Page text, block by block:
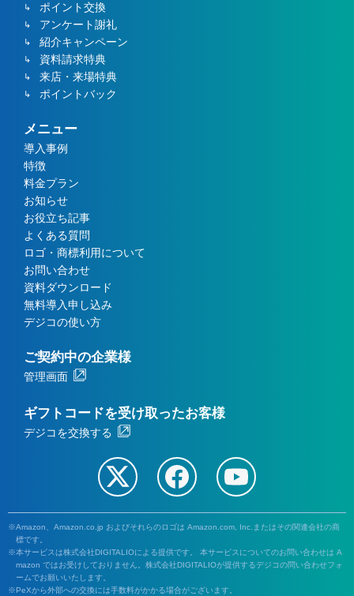
ポイント交換
アンケート謝礼
紹介キャンペーン
資料請求特典
来店・来場特典
ポイントバック
メニュー
導入事例
特徴
料金プラン
お知らせ
お役立ち記事
よくある質問
ロゴ・商標利用について
お問い合わせ
資料ダウンロード
無料導入申し込み
デジコの使い方
ご契約中の企業様
管理画面
ギフトコードを受け取ったお客様
デジコを交換する
Amazon、Amazon.co.jp およびそれらのロゴは Amazon.com, Inc.またはその関連会社の商
標です。
本サービスは株式会社DIGITALIOによる提供です。 本サービスについてのお問い合わせは A
mazon ではお受けしておりません。株式会社DIGITALIOが提供するデジコの問い合わせフォ
ームでお願いいたします。
PeXから外部への交換には手数料がかかる場合がございます。